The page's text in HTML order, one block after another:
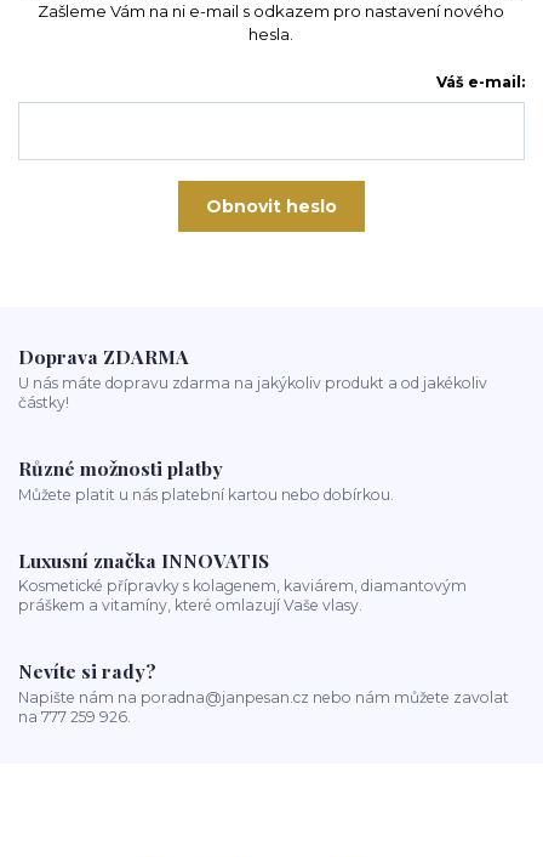
Zašleme Vám na ni e-mail s odkazem pro nastavení nového
hesla.
Váš e-mail:
Obnovit heslo
Doprava ZDARMA
U nás máte dopravu zdarma na jakýkoliv produkt a od jakékoliv
částky!
Různé možnosti platby
Můžete platit u nás platební kartou nebo dobírkou.
Luxusní značka INNOVATIS
Kosmetické přípravky s kolagenem, kaviárem, diamantovým
práškem a vitamíny, které omlazují Vaše vlasy.
Nevíte si rady?
Napište nám na poradna@janpesan.cz nebo nám můžete zavolat
na 777 259 926.